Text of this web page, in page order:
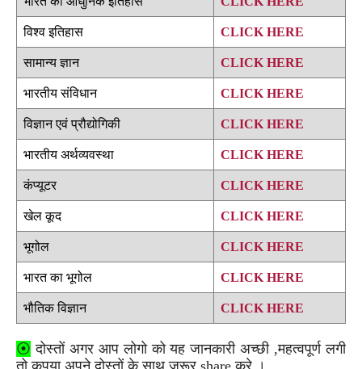
विश्व इतिहास CLICK HERE
सामान्य ज्ञान CLICK HERE
भारतीय संविधान CLICK HERE
विज्ञान एवं प्रौद्योगिकी CLICK HERE
भारतीय अर्थव्यवस्था CLICK HERE
कंप्यूटर CLICK HERE
खेल कूद CLICK HERE
भूगोल CLICK HERE
भारत का भूगोल CLICK HERE
भौतिक विज्ञान CLICK HERE
⦿ दोस्तों अगर आप लोगो को यह जानकारी अच्छी ,महत्वपूर्ण लगी